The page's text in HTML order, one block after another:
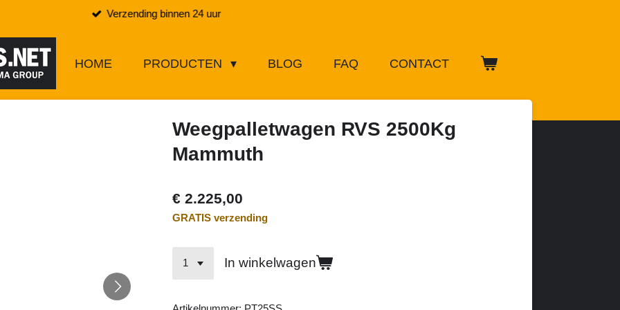
Verzending binnen 24 uur
HOME PRODUCTEN BLOG FAQ CONTACT
Weegpalletwagen RVS 2500Kg
Mammuth
€ 2.225,00
GRATIS verzending
In winkelwagen